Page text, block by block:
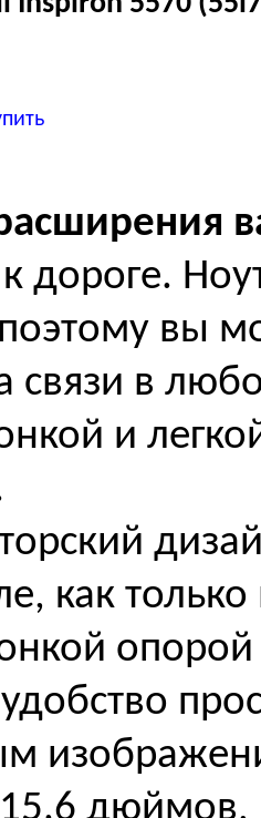
к дороге.
вы
связи в
и
как
опорой
дюймов,